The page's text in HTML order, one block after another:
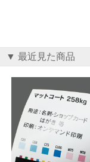
▼ 最近見た商品